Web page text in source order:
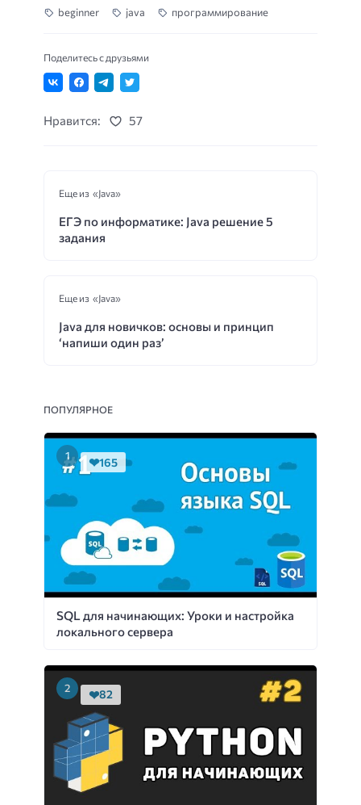
beginner java программирование
Поделитесь с друзьями
Нравится: 57
Еще из «Java»
ЕГЭ по информатике: Java решение 5
задания
Еще из «Java»
Java для новичков: основы и принцип
‘напиши один раз’
ПОПУЛЯРНОЕ
SQL для начинающих: Уроки и настройка
локального сервера
165
82